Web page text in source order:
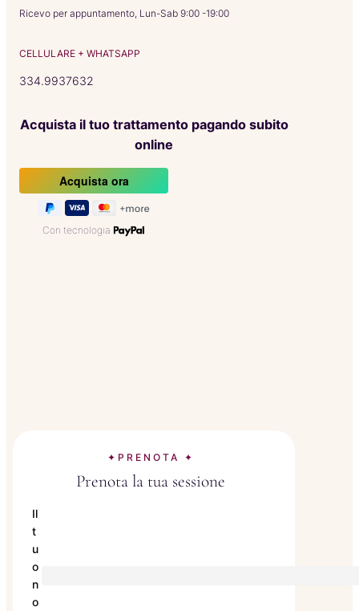
Ricevo per appuntamento, Lun-Sab 9:00 -19:00
CELLULARE + WHATSAPP
334.9937632
Acquista il tuo trattamento pagando subito
online
Con tecnologia
✦PRENOTA ✦
Prenota la tua sessione
Il
t
u
o
n
o